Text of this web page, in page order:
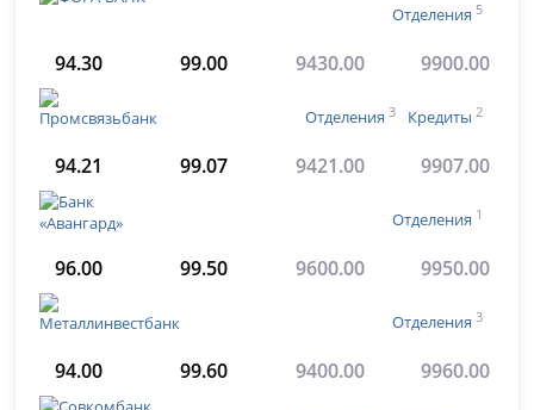
Отделения 5
94.30 99.00 9430.00 9900.00
Отделения 3 Кредиты 2
94.21 99.07 9421.00 9907.00
Отделения 1
96.00 99.50 9600.00 9950.00
Отделения 3
94.00 99.60 9400.00 9960.00